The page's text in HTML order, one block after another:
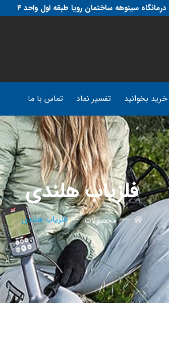
سینوهه ساختمان رویا طبقه اول واحد ۴
خرید بخوانید تفسیر نماد تماس با ما
فلزیاب هلندی
محصولات فلزیاب هلندی